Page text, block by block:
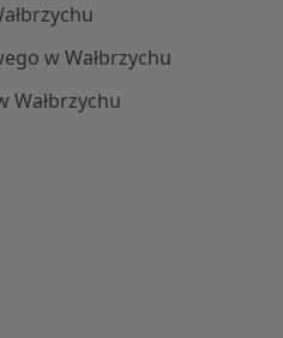
w Wałbrzychu
Wałbrzychu